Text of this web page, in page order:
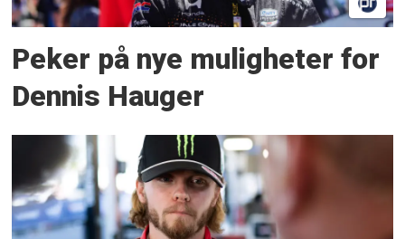
Peker på nye muligheter for
Dennis Hauger